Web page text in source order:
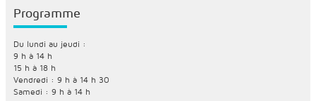
Programme
Du lundi au jeudi :
9 h à 14 h
15 h à 18 h
Vendredi : 9 h à 14 h 30
Samedi : 9 h à 14 h